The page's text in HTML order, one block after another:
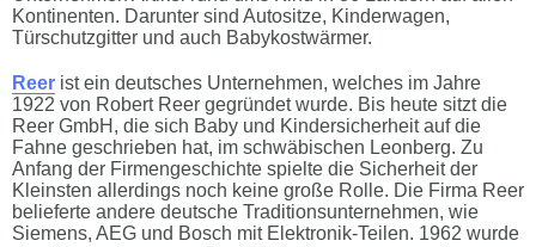
Kontinenten. Darunter sind Autositze, Kinderwagen,
Türschutzgitter und auch Babykostwärmer.
Reer ist ein deutsches Unternehmen, welches im Jahre
1922 von Robert Reer gegründet wurde. Bis heute sitzt die
Reer GmbH, die sich Baby und Kindersicherheit auf die
Fahne geschrieben hat, im schwäbischen Leonberg. Zu
Anfang der Firmengeschichte spielte die Sicherheit der
Kleinsten allerdings noch keine große Rolle. Die Firma Reer
belieferte andere deutsche Traditionsunternehmen, wie
Siemens, AEG und Bosch mit Elektronik-Teilen. 1962 wurde